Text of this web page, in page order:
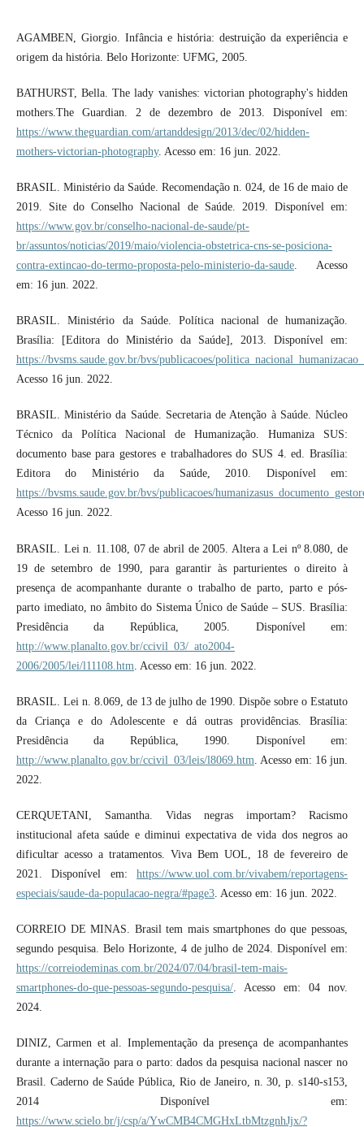
AGAMBEN, Giorgio. Infância e história: destruição da experiência e
origem da história. Belo Horizonte: UFMG, 2005.
BATHURST, Bella. The lady vanishes: victorian photography's hidden
mothers.The Guardian. 2 de dezembro de 2013. Disponível em:
https://www.theguardian.com/artanddesign/2013/dec/02/hidden-
mothers-victorian-photography. Acesso em: 16 jun. 2022.
BRASIL. Ministério da Saúde. Recomendação n. 024, de 16 de maio de
2019. Site do Conselho Nacional de Saúde. 2019. Disponível em:
https://www.gov.br/conselho-nacional-de-saude/pt-
br/assuntos/noticias/2019/maio/violencia-obstetrica-cns-se-posiciona-
contra-extincao-do-termo-proposta-pelo-ministerio-da-saude. Acesso
em: 16 jun. 2022.
BRASIL. Ministério da Saúde. Política nacional de humanização.
Brasília: [Editora do Ministério da Saúde], 2013. Disponível em:
https://bvsms.saude.gov.br/bvs/publicacoes/
Acesso 16 jun. 2022.
BRASIL. Ministério da Saúde. Secretaria de Atenção à Saúde. Núcleo
Técnico da Política Nacional de Humanização. Humaniza SUS:
documento base para gestores e trabalhadores do SUS 4. ed. Brasília:
Editora do Ministério da Saúde, 2010. Disponível em:
https://bvsms.saude.gov.br/bvs/publicacoes/
Acesso 16 jun. 2022.
BRASIL. Lei n. 11.108, 07 de abril de 2005. Altera a Lei nº 8.080, de
19 de setembro de 1990, para garantir às parturientes o direito à
presença de acompanhante durante o trabalho de parto, parto e pós-
parto imediato, no âmbito do Sistema Único de Saúde – SUS. Brasília:
Presidência da República, 2005. Disponível em:
http://www.planalto.gov.br/ccivil_03/_ato2004-
2006/2005/lei/l11108.htm . Acesso em: 16 jun. 2022.
BRASIL. Lei n. 8.069, de 13 de julho de 1990. Dispõe sobre o Estatuto
da Criança e do Adolescente e dá outras providências. Brasília:
Presidência da República, 1990. Disponível em:
http://www.planalto.gov.br/ccivil_03/leis/l8069.htm . Acesso em: 16 jun.
2022.
CERQUETANI, Samantha. Vidas negras importam? Racismo
institucional afeta saúde e diminui expectativa de vida dos negros ao
dificultar acesso a tratamentos. Viva Bem UOL, 18 de fevereiro de
2021. Disponível em:https://www.uol.com.br/vivabem/reportagens-
especiais/saude-da-populacao-negra/#page3. Acesso em: 16 jun. 2022.
CORREIO DE MINAS. Brasil tem mais smartphones do que pessoas,
segundo pesquisa. Belo Horizonte, 4 de julho de 2024. Disponível em:
https://correiodeminas.com.br/2024/07/04/brasil-tem-mais-
smartphones-do-que-pessoas-segundo-pesquisa/. Acesso em: 04 nov.
2024.
DINIZ, Carmen et al. Implementação da presença de acompanhantes
durante a internação para o parto: dados da pesquisa nacional nascer no
Brasil. Caderno de Saúde Pública, Rio de Janeiro, n. 30, p. s140-s153,
2014 Disponível em:
https://www.scielo.br/j/csp/a/YwCMB4CMGHxLtbMtzgnhJjx/?